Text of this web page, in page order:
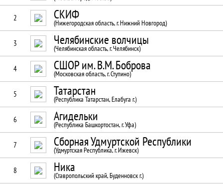
2 СКИФ
(Нижегородская область, г. Нижний Новгород)
3 Челябинские волчицы
(Челябинская область, г. Челябинск)
4 СШОР им. В.М. Боброва
(Московская область, г. Ступино)
5 Татарстан
(Республика Татарстан, Елабуга г.)
6 Агидельки
(Республика Башкортостан, г. Уфа)
7 Сборная Удмуртской Республики
(Удмуртская Республика, г. Ижевск)
8 Ника
(Ставропольский край, Буденновск г.)